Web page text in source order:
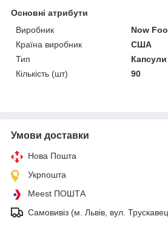
Основні атрибути
Виробник
Now
Країна виробник
США
Тип
Капсули
Кількість (шт)
90
Умови доставки
Нова Пошта
Укрпошта
Meest ПОШТА
Самовивіз (м. Львів, вул.